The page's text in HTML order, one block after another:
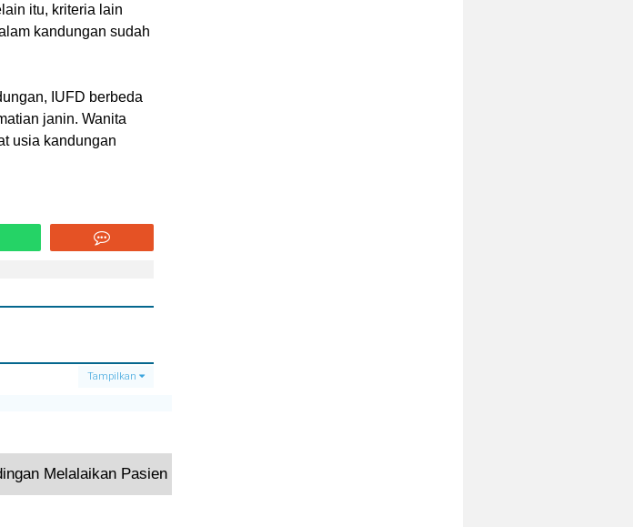
itu, kriteria lain
kandungan sudah
IUFD berbeda
janin. Wanita
usia kandungan
Tampilkan
Melalaikan Pasien